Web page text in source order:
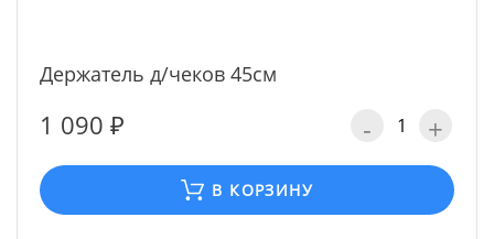
Держатель д/чеков 45см
1 090 ₽ - +
В КОРЗИНУ